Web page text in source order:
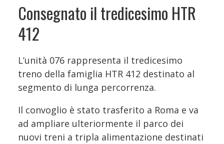
Consegnato il tredicesimo HTR
412
L’unità 076 rappresenta il tredicesimo
treno della famiglia HTR 412 destinato al
segmento di lunga percorrenza.
Il convoglio è stato trasferito a Roma e va
ad ampliare ulteriormente il parco dei
nuovi treni a tripla alimentazione destinati